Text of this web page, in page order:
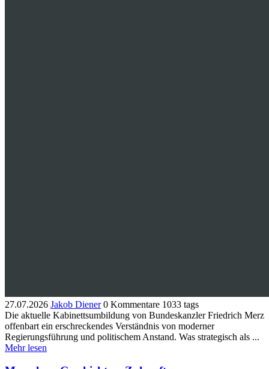
27.07.2026 Jakob Diener 0 Kommentare 1033 tags
​Die aktuelle Kabinettsumbildung von Bundeskanzler Friedrich Merz
offenbart ein erschreckendes Verständnis von moderner
Regierungsführung und politischem Anstand. Was strategisch als ...
Mehr lesen